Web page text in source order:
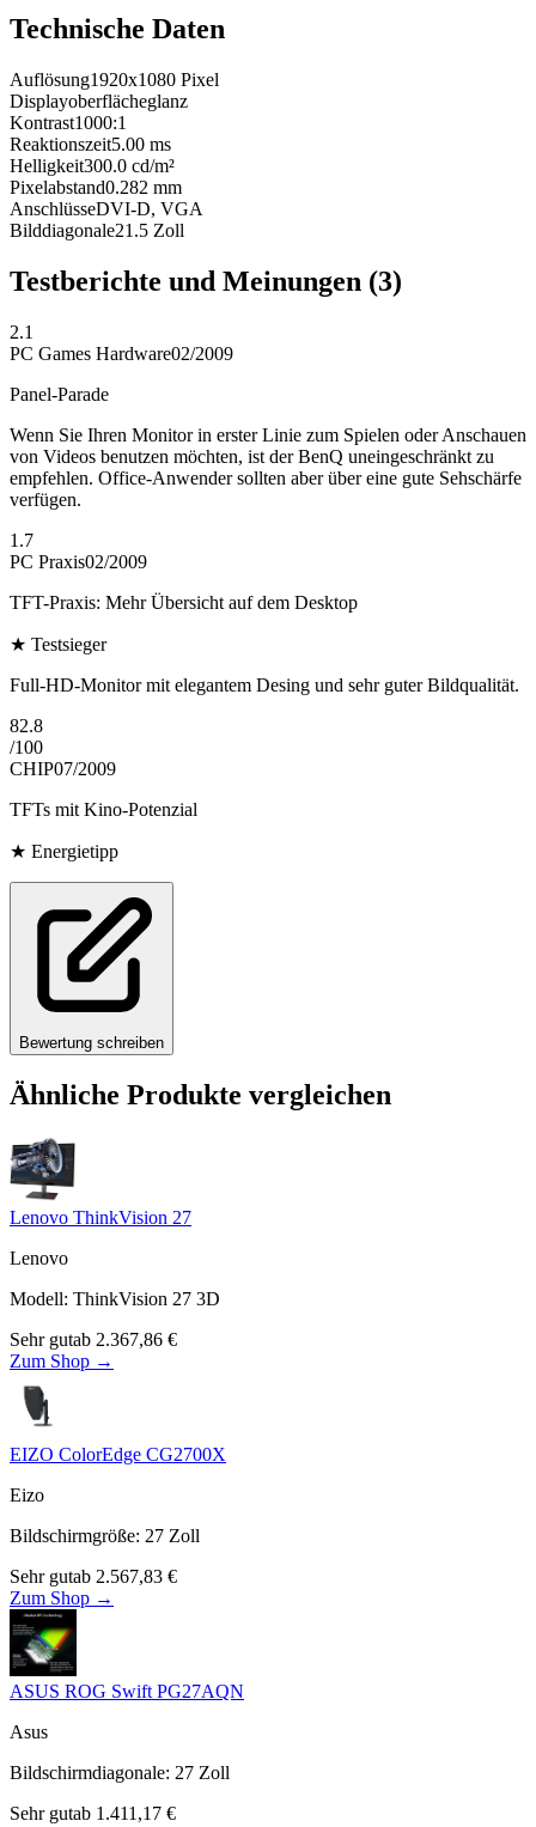
Technische Daten
Auflösung1920x1080 Pixel
Displayoberflächeglanz
Kontrast1000:1
Reaktionszeit5.00 ms
Helligkeit300.0 cd/m²
Pixelabstand0.282 mm
AnschlüsseDVI-D, VGA
Bilddiagonale21.5 Zoll
Testberichte und Meinungen (3)
2.1
PC Games Hardware02/2009
Panel-Parade
Wenn Sie Ihren Monitor in erster Linie zum Spielen oder Anschauen
von Videos benutzen möchten, ist der BenQ uneingeschränkt zu
empfehlen. Office-Anwender sollten aber über eine gute Sehschärfe
verfügen.
1.7
PC Praxis02/2009
TFT-Praxis: Mehr Übersicht auf dem Desktop
★ Testsieger
Full-HD-Monitor mit elegantem Desing und sehr guter Bildqualität.
82.8
/100
CHIP07/2009
TFTs mit Kino-Potenzial
★ Energietipp
Bewertung schreiben
Ähnliche Produkte vergleichen
Lenovo ThinkVision 27
Lenovo
Modell: ThinkVision 27 3D
Sehr gutab 2.367,86 €
Zum Shop →
EIZO ColorEdge CG2700X
Eizo
Bildschirmgröße: 27 Zoll
Sehr gutab 2.567,83 €
Zum Shop →
ASUS ROG Swift PG27AQN
Asus
Bildschirmdiagonale: 27 Zoll
Sehr gutab 1.411,17 €